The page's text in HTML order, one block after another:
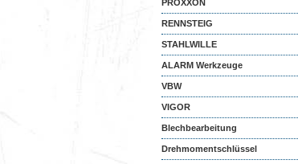
PROXXON
RENNSTEIG
STAHLWILLE
ALARM Werkzeuge
VBW
VIGOR
Blechbearbeitung
Drehmomentschlüssel